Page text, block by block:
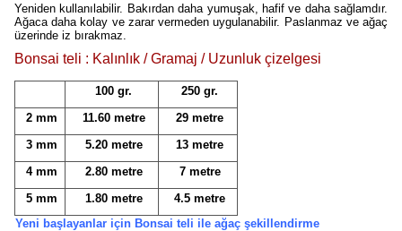
Yeniden kullanılabilir. Bakırdan daha yumuşak, hafif ve daha sağlamdır.
Ağaca daha kolay ve zarar vermeden uygulanabilir. Paslanmaz ve ağaç
üzerinde iz bırakmaz.
Bonsai teli : Kalınlık / Gramaj / Uzunluk çizelgesi
100 gr.
250 gr.
2 mm
11.60 metre
29 metre
3 mm
5.20 metre
13 metre
4 mm
2.80 metre
7 metre
5 mm
1.80 metre
4.5 metre
Yeni başlayanlar için Bonsai teli ile ağaç şekillendirme